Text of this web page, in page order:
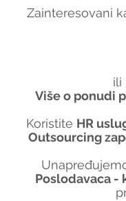
Zainteresovani
ili
Više o ponudi
Koristite HR
Outsourcing
Poslodavaca -